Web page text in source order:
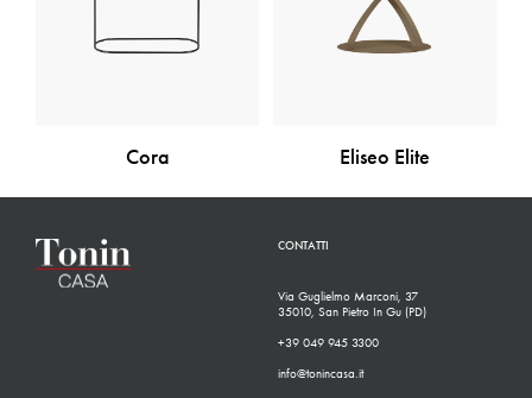
Cora Eliseo Elite
CONTATTI
Via Guglielmo Marconi, 37
35010, San Pietro In Gu (PD)
+39 049 945 3300
info@tonincasa.it